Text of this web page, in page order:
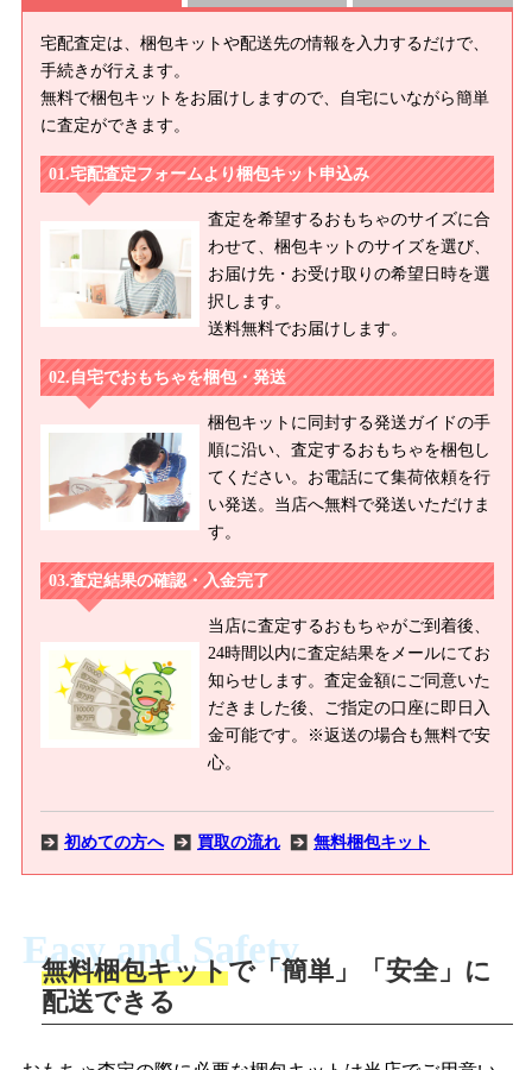
宅配査定は、梱包キットや配送先の情報を入力するだけで、
手続きが行えます。
無料で梱包キットをお届けしますので、自宅にいながら簡単
に査定ができます。
宅配査定フォームより梱包キット申込み
査定を希望するおもちゃのサイズに合
わせて、梱包キットのサイズを選び、
お届け先・お受け取りの希望日時を選
択します。
送料無料でお届けします。
自宅でおもちゃを梱包・発送
梱包キットに同封する発送ガイドの手
順に沿い、査定するおもちゃを梱包し
てください。お電話にて集荷依頼を行
い発送。当店へ無料で発送いただけま
す。
査定結果の確認・入金完了
当店に査定するおもちゃがご到着後、
24時間以内に査定結果をメールにてお
知らせします。査定金額にご同意いた
だきました後、ご指定の口座に即日入
金可能です。※返送の場合も無料で安
心。
初めての方へ 買取の流れ 無料梱包キット
商品撮影
商品を撮影して、査定フォームから画像
LINEの友だち追加・査定画像を送信
「ジョニージョイLINE査定」を友だちに
Easy and Safety
無料梱包キットで「簡単」「安全」に
配送できる